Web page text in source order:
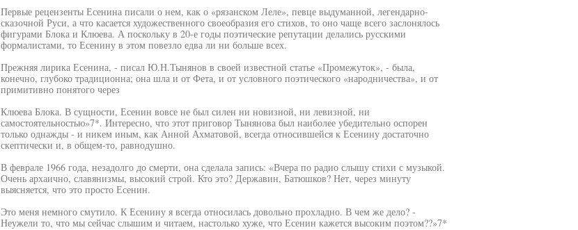
Первые рецензенты Есенина писали о нем, как о «рязанском Леле», певце выдуманной, легендарно-
сказочной Руси, а что касается художественного своеобразия его стихов, то оно чаще всего заслонялось
фигурами Блока и Клюева. А поскольку в 20-е годы поэтические репутации делались русскими
формалистами, то Есенину в этом повезло едва ли ни больше всех.
Прежняя лирика Есенина, - писал Ю.Н.Тынянов в своей известной статье «Промежуток», - была,
конечно, глубоко традиционна; она шла и от Фета, и от условного поэтического «народничества», и от
примитивно понятого через
Клюева Блока. В сущности, Есенин вовсе не был силен ни новизной, ни левизной, ни
самостоятельностью»7*. Интересно, что этот приговор Тынянова был наиболее убедительно оспорен
только однажды - и никем иным, как Анной Ахматовой, всегда относившейся к Есенину достаточно
скептически и, в общем-то, равнодушно.
В феврале 1966 года, незадолго до смерти, она сделала запись: «Вчера по радио слышу стихи с музыкой.
Очень архаично, славянизмы, высокий строй. Кто это? Державин, Батюшков? Нет, через минуту
выясняется, что это просто Есенин.
Это меня немного смутило. К Есенину я всегда относилась довольно прохладно. В чем же дело? -
Неужели то, что мы сейчас слышим и читаем, настолько хуже, что Есенин кажется высоким поэтом??»7*